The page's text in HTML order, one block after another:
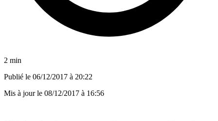
2 min
Publié le 06/12/2017 à 20:22
Mis à jour le 08/12/2017 à 16:56